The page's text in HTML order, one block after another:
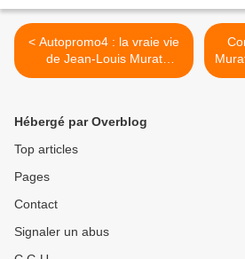
< Autopromo4 : la vraie vie
de Jean-Louis Murat
(dernier épisode) et retour
Hébergé par Overblog
Top articles
Pages
Contact
Signaler un abus